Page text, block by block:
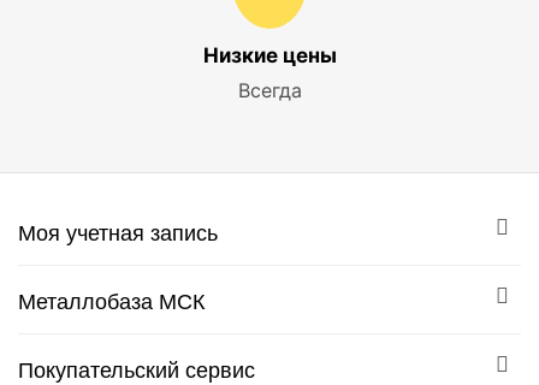
Низкие цены
Всегда
Моя учетная запись
Металлобаза МСК
Покупательский сервис